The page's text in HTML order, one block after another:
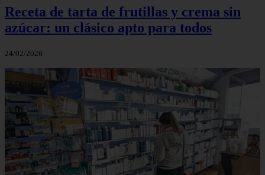
Receta de tarta de frutillas y crema sin
azúcar: un clásico apto para todos
24/02/2026